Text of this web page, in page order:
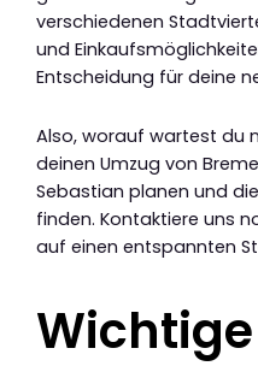
verschiedenen
und
Entscheidung für deine
Also, worauf wartest du
deinen Umzug von
Sebastian planen und
finden. Kontaktiere uns
auf einen entspannten